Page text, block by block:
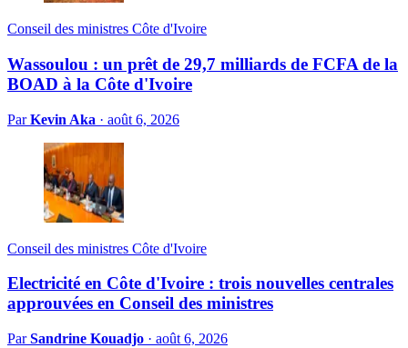
Conseil des ministres Côte d'Ivoire
Wassoulou : un prêt de 29,7 milliards de FCFA de la
BOAD à la Côte d'Ivoire
ParKevin Aka · août 6, 2026
Conseil des ministres Côte d'Ivoire
Electricité en Côte d'Ivoire : trois nouvelles centrales
approuvées en Conseil des ministres
ParSandrine Kouadjo · août 6, 2026